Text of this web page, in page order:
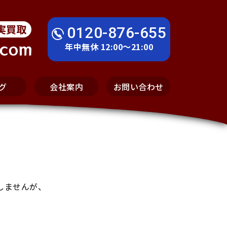
買取 0120-876-655
年中無休 12:00～21:00
会社案内 お問い合わせ
せんが、